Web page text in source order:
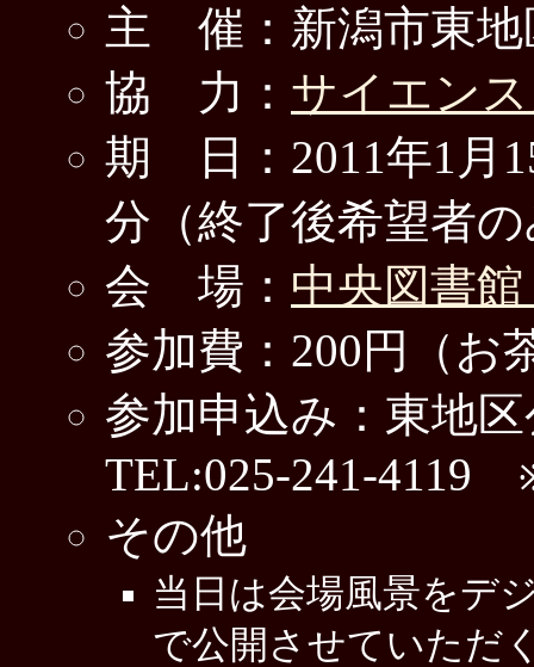
主 催：新潟市東地
協 力： サイエン
期 日：2011年1月
分（終了後希望者
会 場： 中央図書
参加費：200円（お
参加申込み：東地
TEL:025-241-4119
その他
当日は会場風景をデ
で公開させていただ